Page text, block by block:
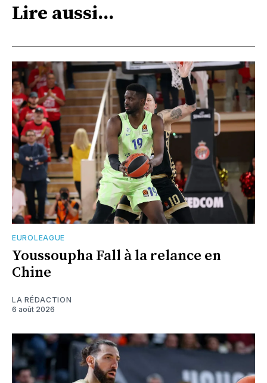
Lire aussi...
EUROLEAGUE
Youssoupha Fall à la relance en
Chine
LA RÉDACTION
6 août 2026